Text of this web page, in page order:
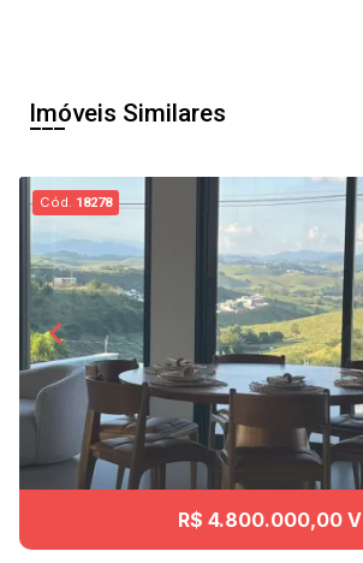
Imóveis Similares
Cód. 18278
R$ 4.800.000,00 V